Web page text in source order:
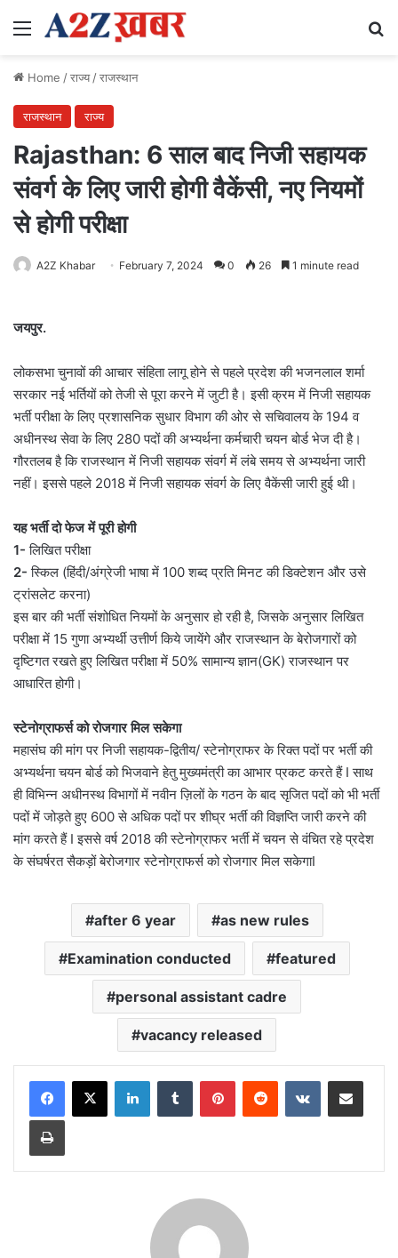
Menu
Home /राज्य/राजस्थान
राजस्थान राज्य
Rajasthan: 6 साल बाद निजी सहायक
संवर्ग के लिए जारी होगी वैकेंसी, नए नियमों
से होगी परीक्षा
A2Z Khabar February 7, 2024 0 26 1 minute read
जयपुर.
लोकसभा चुनावों की आचार संहिता लागू होने से पहले प्रदेश की भजनलाल शर्मा
सरकार नई भर्तियों को तेजी से पूरा करने में जुटी है। इसी क्रम में निजी सहायक
भर्ती परीक्षा के लिए प्रशासनिक सुधार विभाग की ओर से सचिवालय के 194 व
अधीनस्थ सेवा के लिए 280 पदों की अभ्यर्थना कर्मचारी चयन बोर्ड भेज दी है।
गौरतलब है कि राजस्थान में निजी सहायक संवर्ग में लंबे समय से अभ्यर्थना जारी
नहीं। इससे पहले 2018 में निजी सहायक संवर्ग के लिए वैकेंसी जारी हुई थी।
यह भर्ती दो फेज में पूरी होगी
1-लिखित परीक्षा
2- स्किल (हिंदी/अंग्रेजी भाषा में 100 शब्द प्रति मिनट की डिक्टेशन और उसे
ट्रांसलेट करना)
इस बार की भर्ती संशोधित नियमों के अनुसार हो रही है, जिसके अनुसार लिखित
परीक्षा में 15 गुणा अभ्यर्थी उत्तीर्ण किये जायेंगे और राजस्थान के बेरोजगारों को
दृष्टिगत रखते हुए लिखित परीक्षा में 50% सामान्य ज्ञान(GK) राजस्थान पर
आधारित होगी।
स्टेनोग्राफर्स को रोजगार मिल सकेगा
महासंघ की मांग पर निजी सहायक-द्वितीय/ स्टेनोग्राफर के रिक्त पदों पर भर्ती की
अभ्यर्थना चयन बोर्ड को भिजवाने हेतु मुख्यमंत्री का आभार प्रकट करते हैं I साथ
ही विभिन्न अधीनस्थ विभागों में नवीन ज़िलों के गठन के बाद सृजित पदों को भी भर्ती
पदों में जोड़ते हुए 600 से अधिक पदों पर शीघ्र भर्ती की विज्ञप्ति जारी करने की
मांग करते हैं I इससे वर्ष 2018 की स्टेनोग्राफर भर्ती में चयन से वंचित रहे प्रदेश
के संघर्षरत सैकड़ों बेरोजगार स्टेनोग्राफर्स को रोजगार मिल सकेगाI
after 6 year as new rules
Examination conducted featured
personal assistant cadre
vacancy released
LinkedInTumblr PinterestReddit VKontakteShare via Email
Print